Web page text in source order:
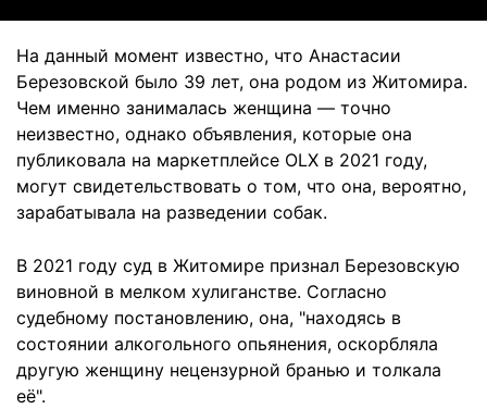
На данный момент известно, что Анастасии
Березовской было 39 лет, она родом из Житомира.
Чем именно занималась женщина — точно
неизвестно, однако объявления, которые она
публиковала на маркетплейсе OLX в 2021 году,
могут свидетельствовать о том, что она, вероятно,
зарабатывала на разведении собак.
В 2021 году суд в Житомире признал Березовскую
виновной в мелком хулиганстве. Согласно
судебному постановлению, она, "находясь в
состоянии алкогольного опьянения, оскорбляла
другую женщину нецензурной бранью и толкала
её".